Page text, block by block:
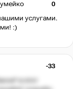
0
услугами.
:)
-33